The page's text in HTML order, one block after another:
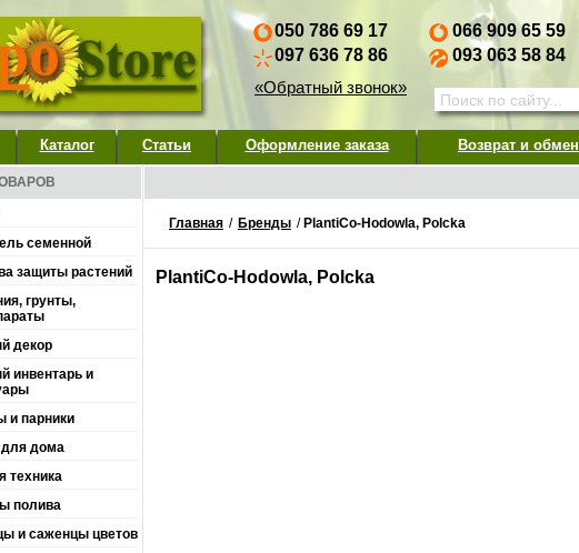
050 786 69 17
097 636 78 86
«Обратный звонок»
066 909 65 59
093 063 58 84
Каталог Статьи Оформление заказа Возврат и обмен
семенной
защиты растений
грунты,
декор
инвентарь и
и парники
дома
техника
полива
и саженцы цветов
Главная / Бренды / PlantiCo-Hodowla, Polcka
PlantiCo-Hodowla, Polcka